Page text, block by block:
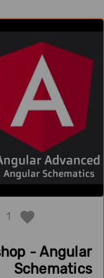
1
- Angular
Schematics